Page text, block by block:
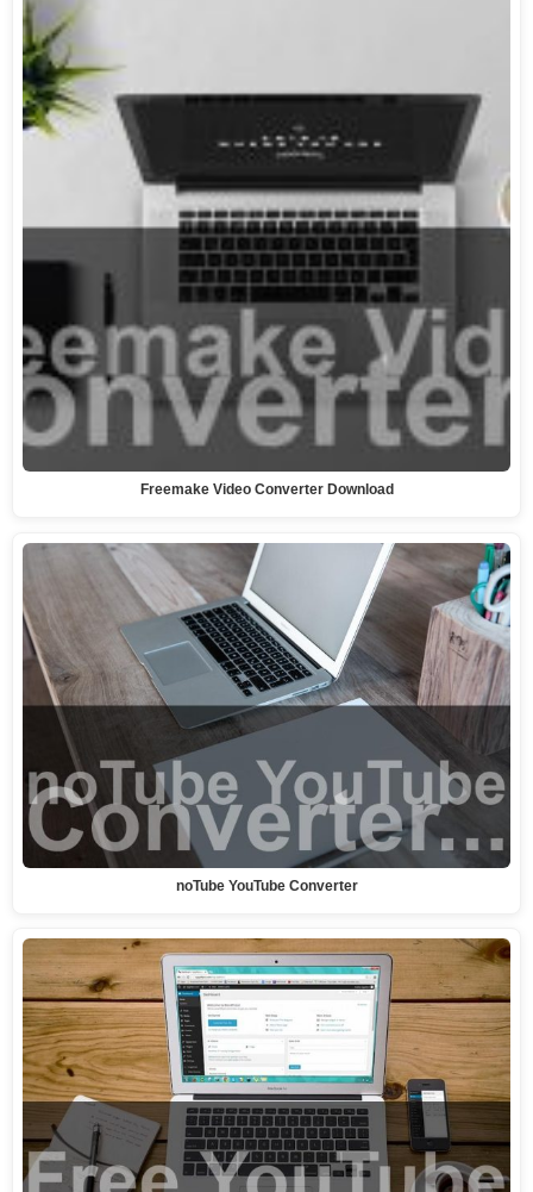
Freemake Video Converter Download
noTube YouTube Converter